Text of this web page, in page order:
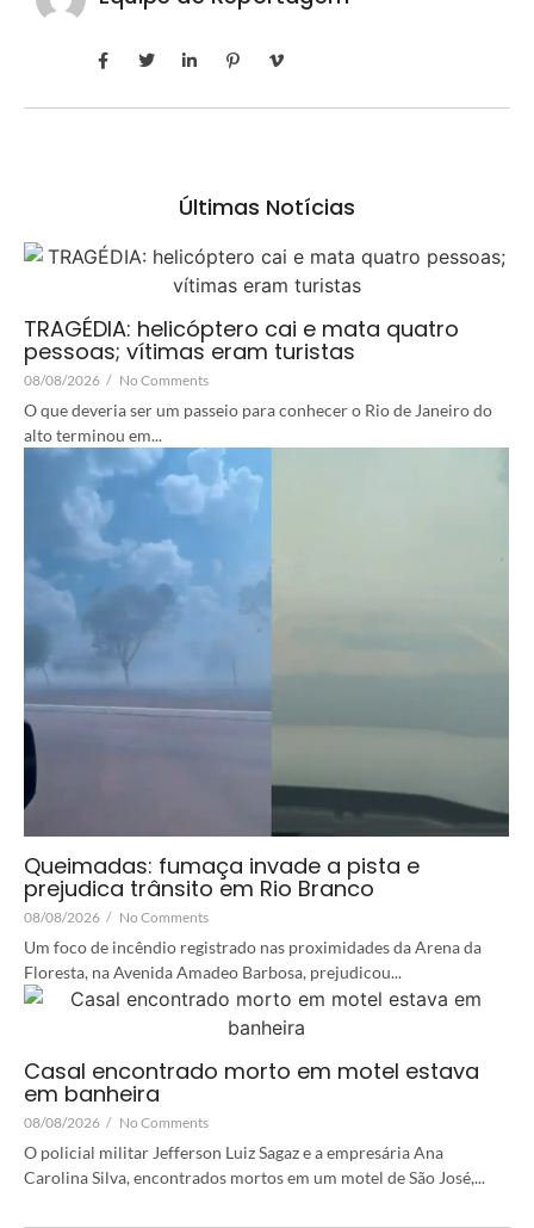
Últimas Notícias
TRAGÉDIA: helicóptero cai e mata quatro
pessoas; vítimas eram turistas
08/08/2026 / No Comments
O que deveria ser um passeio para conhecer o Rio de Janeiro do
alto terminou em...
Queimadas: fumaça invade a pista e
prejudica trânsito em Rio Branco
08/08/2026 / No Comments
Um foco de incêndio registrado nas proximidades da Arena da
Floresta, na Avenida Amadeo Barbosa, prejudicou...
Casal encontrado morto em motel estava
em banheira
08/08/2026 / No Comments
O policial militar Jefferson Luiz Sagaz e a empresária Ana
Carolina Silva, encontrados mortos em um motel de São José,...